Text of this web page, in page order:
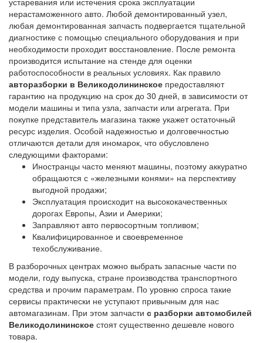
нерастаможенного авто. Любой демонтированный узел,
любая демонтированная запчасть подвергается тщательной
диагностике с помощью специального оборудования и при
необходимости проходит восстановление. После ремонта
производится испытание на стенде для оценки
работоспособности в реальных условиях. Как правило
авторазборки в Великодолининское предоставляют
гарантию на продукцию на срок до 30 дней, в зависимости от
модели машины и типа узла, запчасти или агрегата. При
покупке представитель магазина также укажет остаточный
ресурс изделия. Особой надежностью и долговечностью
отличаются детали для иномарок, что обусловлено
следующими факторами:
Иностранцы часто меняют машины, поэтому аккуратно
обращаются с «железными конями» на перспективу
выгодной продажи;
Эксплуатация происходит на высококачественных
дорогах Европы, Азии и Америки;
Заправляют авто первосортным топливом;
Квалифицированное и своевременное
техобслуживание.
В разборочных центрах можно выбрать запасные части по
модели, году выпуска, стране производства транспортного
средства и прочим параметрам. По уровню спроса такие
сервисы практически не уступают привычным для нас
автомагазинам. При этом запчасти с разборки автомобилей
Великодолининское стоят существенно дешевле нового
товара.